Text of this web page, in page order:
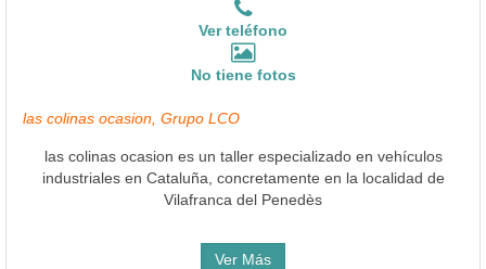
Ver teléfono
No tiene fotos
las colinas ocasion, Grupo LCO
las colinas ocasion es un taller especializado en vehículos
industriales en Cataluña, concretamente en la localidad de
Vilafranca del Penedès
Ver Más